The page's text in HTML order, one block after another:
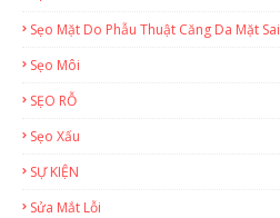
Sẹo Mặt Do Phẫu Thuật Căng Da Mặt Sai
Sẹo Môi
SẸO RỖ
Sẹo Xấu
SỰ KIỆN
Sửa Mắt Lỗi